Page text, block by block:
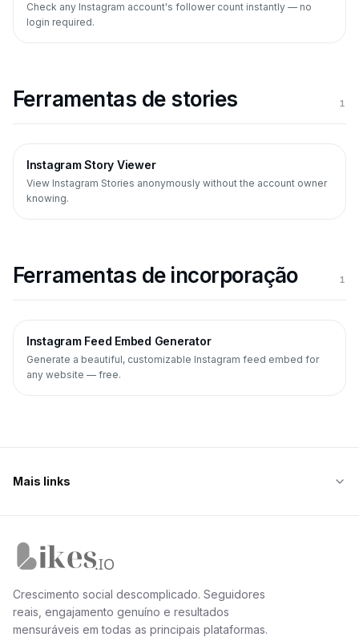
Check any Instagram account's follower count instantly — no
login required.
Ferramentas de stories 1
Instagram Story Viewer
View Instagram Stories anonymously without the account owner
knowing.
Ferramentas de incorporação 1
Instagram Feed Embed Generator
Generate a beautiful, customizable Instagram feed embed for
any website — free.
Mais links
Crescimento social descomplicado. Seguidores
reais, engajamento genuíno e resultados
mensuráveis em todas as principais plataformas.